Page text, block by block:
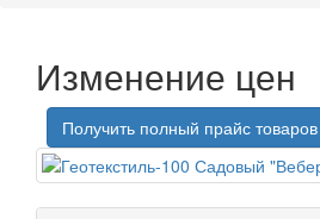
Изменение цен
Получить полный прайс товаров